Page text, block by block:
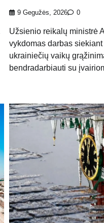
9 Gegužės, 2026 0
Užsienio reikalų ministrė
vykdomas darbas
ukrainiečių vaikų
bendradarbiauti su